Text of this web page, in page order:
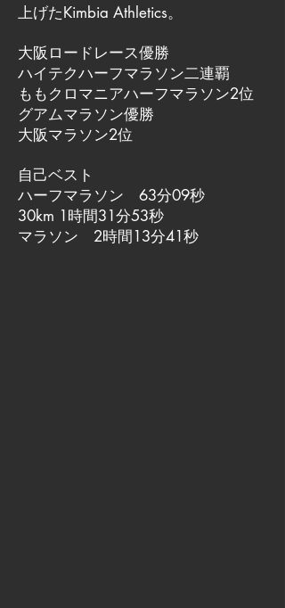
上げたKimbia Athletics。
大阪ロードレース優勝
ハイテクハーフマラソン二連覇
ももクロマニアハーフマラソン2位
グアムマラソン優勝
大阪マラソン2位
自己ベスト
ハーフマラソン 63分09秒
30km 1時間31分53秒
マラソン 2時間13分41秒